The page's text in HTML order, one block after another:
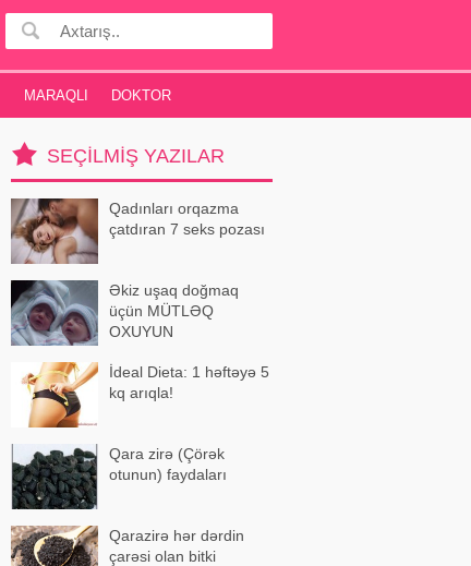
MARAQLI DOKTOR
SEÇILMIŞ YAZILAR
Qadınları orqazma
çatdıran 7 seks pozası
Əkiz uşaq doğmaq
üçün MÜTLƏQ
OXUYUN
İdeal Dieta: 1 həftəyə 5
kq arıqla!
Qara zirə (Çörək
otunun) faydaları
Qarazirə hər dərdin
çarəsi olan bitki